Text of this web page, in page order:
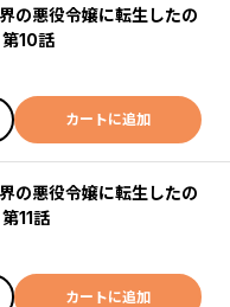
の悪役令嬢に転生したの
10話
カートに追加
の悪役令嬢に転生したの
11話
カートに追加